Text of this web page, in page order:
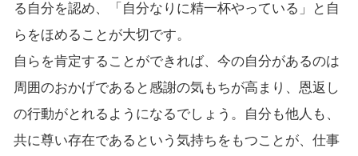
る自分を認め、「自分なりに精一杯やっている」と自
らをほめることが大切です。
自らを肯定することができれば、今の自分があるのは
周囲のおかげであると感謝の気もちが高まり、恩返し
の行動がとれるようになるでしょう。自分も他人も、
共に尊い存在であるという気持ちをもつことが、仕事